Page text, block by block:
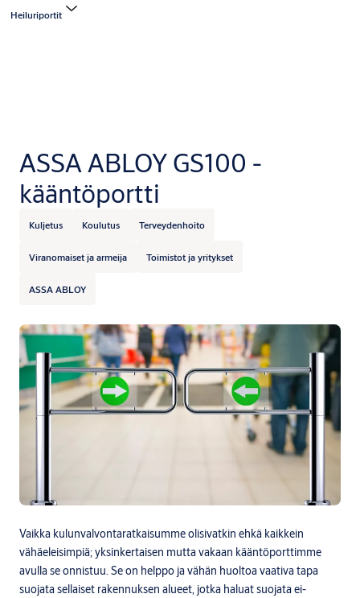
Heiluriportit
ASSA ABLOY GS100 -
kääntöportti
Kuljetus Koulutus Terveydenhoito
Viranomaiset ja armeija Toimistot ja yritykset
ASSA ABLOY
Vaikka kulunvalvontaratkaisumme olisivatkin ehkä kaikkein
vähäeleisimpiä; yksinkertaisen mutta vakaan kääntöporttimme
avulla se onnistuu. Se on helppo ja vähän huoltoa vaativa tapa
suojata sellaiset rakennuksen alueet, jotka haluat suojata ei-